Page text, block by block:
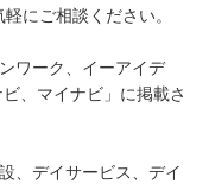
にご相談ください。
ワーク、イーアイデ
、マイナビ」に掲載さ
、デイサービス、デイ